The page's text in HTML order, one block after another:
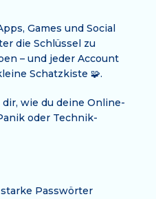
Games und Social
die Schlüssel zu
– und jeder Account
Schatzkiste 🧩.
wie du deine Online-
oder Technik-
Passwörter